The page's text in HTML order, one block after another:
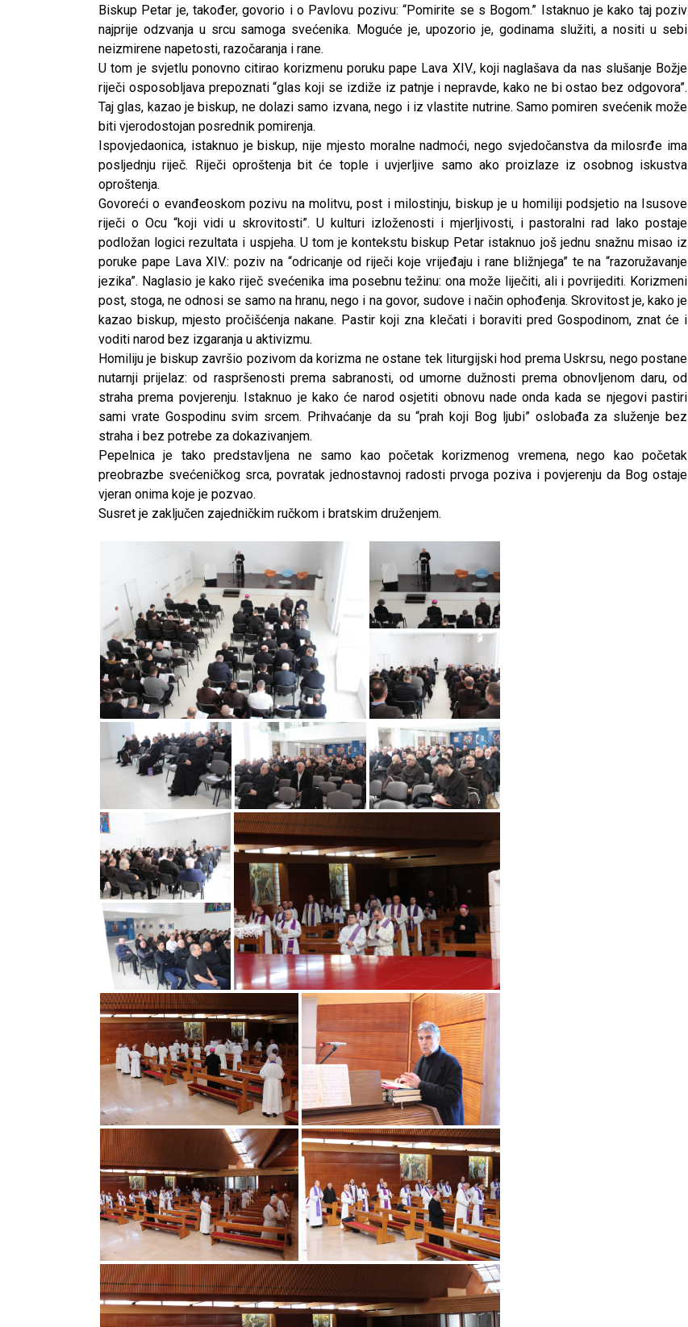
Biskup Petar je, također, govorio i o Pavlovu pozivu: “Pomirite se s Bogom.” Istaknuo je kako taj poziv
najprije odzvanja u srcu samoga svećenika. Moguće je, upozorio je, godinama služiti, a nositi u sebi
neizmirene napetosti, razočaranja i rane.
U tom je svjetlu ponovno citirao korizmenu poruku pape Lava XIV., koji naglašava da nas slušanje Božje
riječi osposobljava prepoznati “glas koji se izdiže iz patnje i nepravde, kako ne bi ostao bez odgovora”.
Taj glas, kazao je biskup, ne dolazi samo izvana, nego i iz vlastite nutrine. Samo pomiren svećenik može
biti vjerodostojan posrednik pomirenja.
Ispovjedaonica, istaknuo je biskup, nije mjesto moralne nadmoći, nego svjedočanstva da milosrđe ima
posljednju riječ. Riječi oproštenja bit će tople i uvjerljive samo ako proizlaze iz osobnog iskustva
oproštenja.
Govoreći o evanđeoskom pozivu na molitvu, post i milostinju, biskup je u homiliji podsjetio na Isusove
riječi o Ocu “koji vidi u skrovitosti”. U kulturi izloženosti i mjerljivosti, i pastoralni rad lako postaje
podložan logici rezultata i uspjeha. U tom je kontekstu biskup Petar istaknuo još jednu snažnu misao iz
poruke pape Lava XIV.: poziv na “odricanje od riječi koje vrijeđaju i rane bližnjega” te na “razoružavanje
jezika”. Naglasio je kako riječ svećenika ima posebnu težinu: ona može liječiti, ali i povrijediti. Korizmeni
post, stoga, ne odnosi se samo na hranu, nego i na govor, sudove i način ophođenja. Skrovitost je, kako je
kazao biskup, mjesto pročišćenja nakane. Pastir koji zna klečati i boraviti pred Gospodinom, znat će i
voditi narod bez izgaranja u aktivizmu.
Homiliju je biskup završio pozivom da korizma ne ostane tek liturgijski hod prema Uskrsu, nego postane
nutarnji prijelaz: od raspršenosti prema sabranosti, od umorne dužnosti prema obnovljenom daru, od
straha prema povjerenju. Istaknuo je kako će narod osjetiti obnovu nade onda kada se njegovi pastiri
sami vrate Gospodinu svim srcem. Prihvaćanje da su “prah koji Bog ljubi” oslobađa za služenje bez
straha i bez potrebe za dokazivanjem.
Pepelnica je tako predstavljena ne samo kao početak korizmenog vremena, nego kao početak
preobrazbe svećeničkog srca, povratak jednostavnoj radosti prvoga poziva i povjerenju da Bog ostaje
vjeran onima koje je pozvao.
Susret je zaključen zajedničkim ručkom i bratskim druženjem.